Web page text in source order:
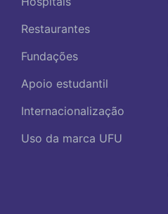
Restaurantes
Fundações
Apoio estudantil
Internacionalização
Uso da marca UFU